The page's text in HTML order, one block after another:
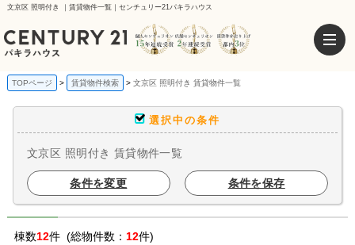
文京区 照明付き ｜賃貸物件一覧｜センチュリー21パキラハウス
TOPページ 賃貸物件検索 文京区 照明付き 賃貸物件一覧
選択中の条件
文京区 照明付き 賃貸物件一覧
条件を変更 条件を保存
棟数12件 (総物件数： 12件)